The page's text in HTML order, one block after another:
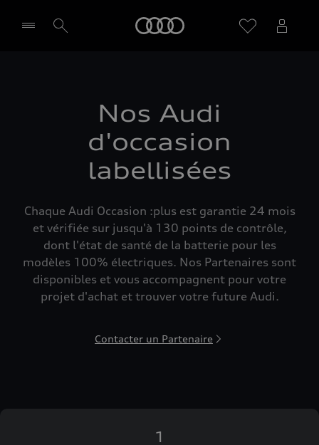
Nos Audi
d'occasion
labellisées
Chaque Audi Occasion :plus est garantie 24 mois
et vérifiée sur jusqu'à 130 points de contrôle,
dont l'état de santé de la batterie pour les
modèles 100% électriques. Nos Partenaires sont
disponibles et vous accompagnent pour votre
projet d'achat et trouver votre future Audi.
Contacter un Partenaire
1